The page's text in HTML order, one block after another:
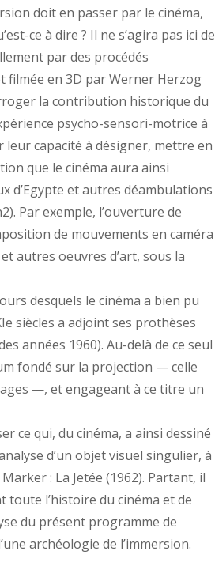
doit en passer par le cinéma,
ce à dire ? Il ne s’agira pas ici de
par des procédés
filmée en 3D par Werner Herzog
la contribution historique du
psycho-sensori-motrice à
capacité à désigner, mettre en
que le cinéma aura ainsi
d’Egypte et autres déambulations
Par exemple, l’ouverture de
de mouvements en caméra
autres oeuvres d’art, sous la
desquels le cinéma a bien pu
siècles a adjoint ses prothèses
années 1960). Au-delà de ce seul
fondé sur la projection — celle
—, et engageant à ce titre un
ce qui, du cinéma, a ainsi dessiné
d’un objet visuel singulier, à
: La Jetée (1962). Partant, il
l’histoire du cinéma et de
du présent programme de
archéologie de l’immersion.